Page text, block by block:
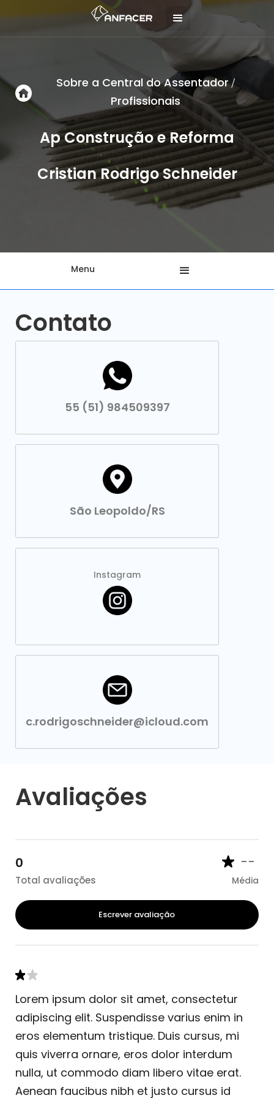
Sobre a Central do Assentador/
Profissionais
Ap Construção e Reforma
Cristian Rodrigo Schneider
Menu
Contato
55 (51) 984509397
São Leopoldo/RS
Instagram
c.rodrigoschneider@icloud.com
Avaliações
0
Total avaliações
--
Média
Escrever avaliação
Lorem ipsum dolor sit amet, consectetur
adipiscing elit. Suspendisse varius enim in
eros elementum tristique. Duis cursus, mi
quis viverra ornare, eros dolor interdum
nulla, ut commodo diam libero vitae erat.
Aenean faucibus nibh et justo cursus id